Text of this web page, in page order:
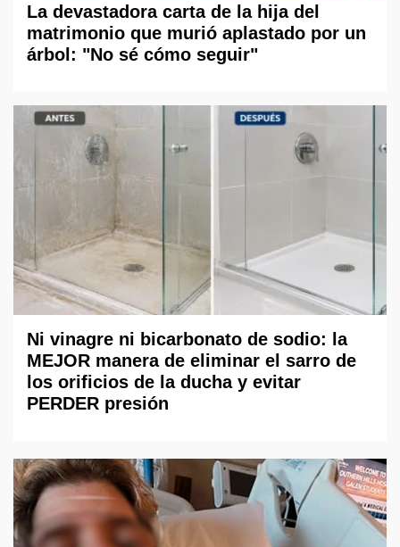
La devastadora carta de la hija del
matrimonio que murió aplastado por un
árbol: "No sé cómo seguir"
Ni vinagre ni bicarbonato de sodio: la
MEJOR manera de eliminar el sarro de
los orificios de la ducha y evitar
PERDER presión